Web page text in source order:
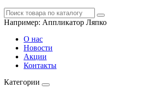
Например: Аппликатор Ляпко
О нас
Новости
Акции
Контакты
Категории